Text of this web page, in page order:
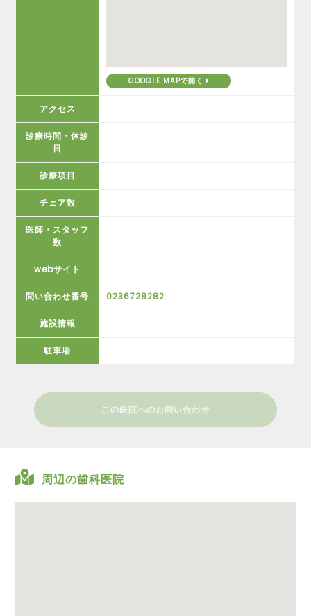
GOOGLE MAPで開く
アクセス
診療時間・休診
日
診療項目
チェア数
医師・スタッフ
数
webサイト
問い合わせ番号 0236728282
施設情報
駐車場
この医院へのお問い合わせ
周辺の歯科医院